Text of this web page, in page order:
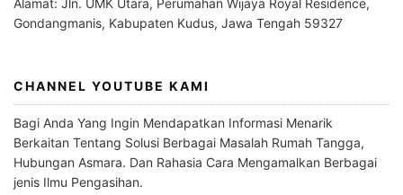
Alamat: Jln. UMK Utara, Perumahan Wijaya Royal Residence,
Gondangmanis, Kabupaten Kudus, Jawa Tengah 59327
CHANNEL YOUTUBE KAMI
Bagi Anda Yang Ingin Mendapatkan Informasi Menarik
Berkaitan Tentang Solusi Berbagai Masalah Rumah Tangga,
Hubungan Asmara. Dan Rahasia Cara Mengamalkan Berbagai
jenis Ilmu Pengasihan.